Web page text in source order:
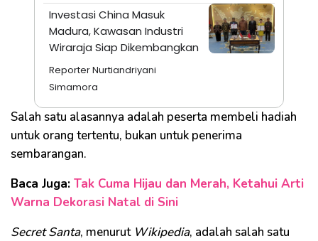
Investasi China Masuk
Madura, Kawasan Industri
Wiraraja Siap Dikembangkan
Reporter Nurtiandriyani
Simamora
Salah satu alasannya adalah peserta membeli hadiah
untuk orang tertentu, bukan untuk penerima
sembarangan.
Baca Juga: Tak Cuma Hijau dan Merah, Ketahui Arti
Warna Dekorasi Natal di Sini
Secret Santa, menurut Wikipedia, adalah salah satu